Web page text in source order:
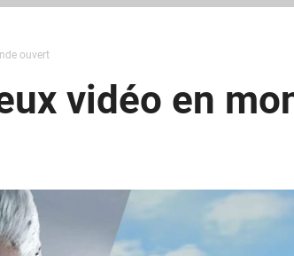
ouvert
vidéo en